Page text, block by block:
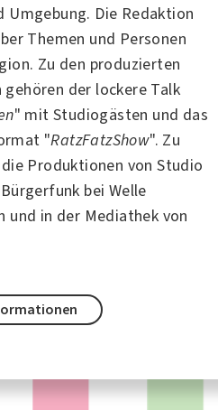
Umgebung. Die Redaktion
Themen und Personen
Zu den produzierten
gehören der lockere Talk
" mit Studiogästen und das
"RatzFatzShow". Zu
Produktionen von Studio
bei Welle
und in der Mediathek von